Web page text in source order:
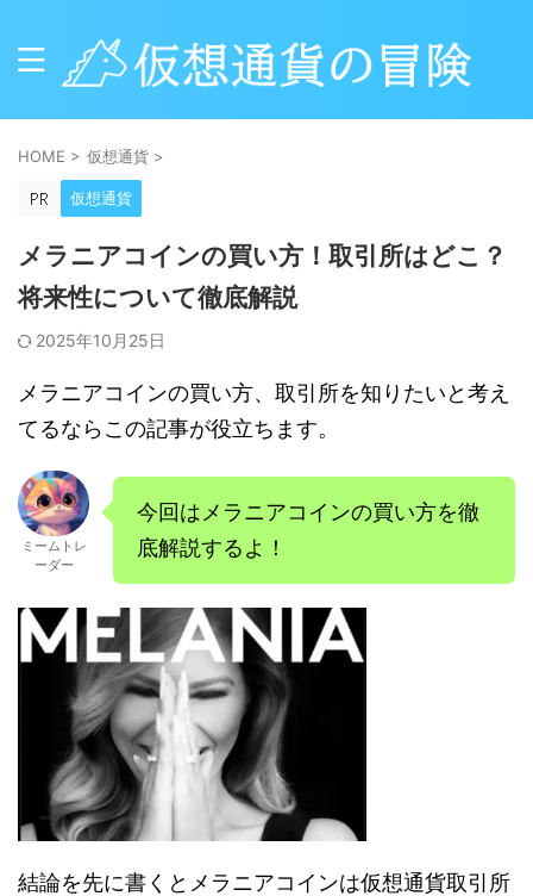
HOME > 仮想通貨 >
仮想通貨
メラニアコインの買い方！取引所はどこ？
将来性について徹底解説
2025年10月25日
メラニアコインの買い方、取引所を知りたいと考え
てるならこの記事が役立ちます。
ミームトレ
ーダー
今回はメラニアコインの買い方を徹
底解説するよ！
結論を先に書くとメラニアコインは仮想通貨取引所